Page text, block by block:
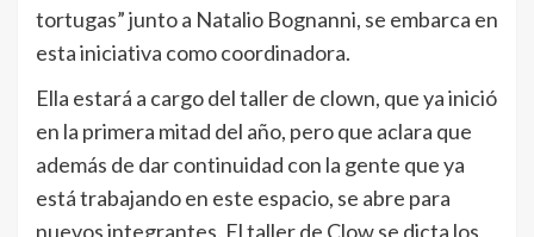
tortugas” junto a Natalio Bognanni, se embarca en
esta iniciativa como coordinadora.
Ella estará a cargo del taller de clown, que ya inició
en la primera mitad del año, pero que aclara que
además de dar continuidad con la gente que ya
está trabajando en este espacio, se abre para
nuevos integrantes. El taller de Clow se dicta los